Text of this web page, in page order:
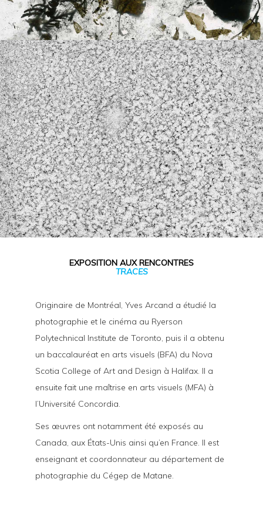
EXPOSITION AUX RENCONTRES
TRACES
Originaire de Montréal, Yves Arcand a étudié la
photographie et le cinéma au Ryerson
Polytechnical Institute de Toronto, puis il a obtenu
un baccalauréat en arts visuels (BFA) du Nova
Scotia College of Art and Design à Halifax. Il a
ensuite fait une maîtrise en arts visuels (MFA) à
l’Université Concordia.
Ses œuvres ont notamment été exposés au
Canada, aux États-Unis ainsi qu’en France. Il est
enseignant et coordonnateur au département de
photographie du Cégep de Matane.